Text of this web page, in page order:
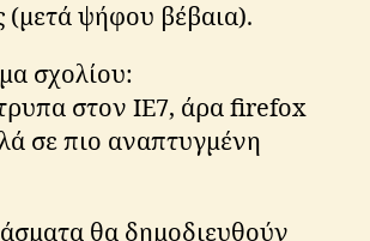
(μετά ψήφου βέβαια).
σχολίου:
στον IE7, άρα firefox
σε πιο αναπτυγμένη
θα δημοδιευθούν